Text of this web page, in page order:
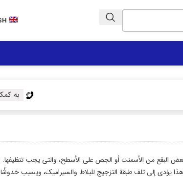
Customer Call Center | 02152164
به
بعض البقع من الأسمنت أو الجص على الأسطح، والتي يجب
هذا يؤدي إلى تلف طبقة التزجيج للبلاط والسيراميك، ويسبب